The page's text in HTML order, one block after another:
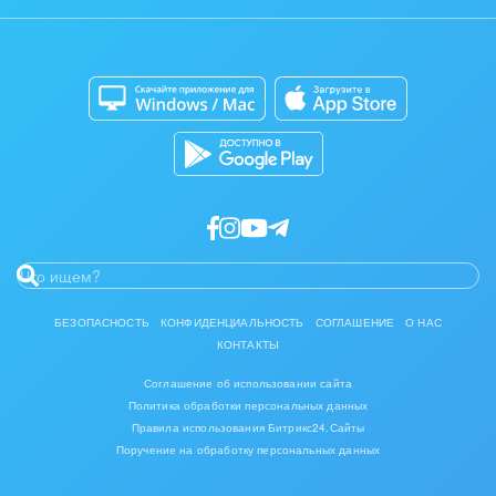
Интерьер, дизайн, декор
Консалтинговые и управленческие услуги
Культурные события, спорт, шоу-бизнес
Мебель, лес, деревообработка
Мода, одежда, аксессуары, стиль
Нефть, газ
Каталог приложений
Разработчикам приложений
БЕЗОПАСНОСТЬ КОНФИДЕНЦИАЛЬНОСТЬ СОГЛАШЕНИЕ
О НАС
КОНТАКТЫ
Соглашение об использовании сайта
Политика обработки персональных данных
Правила использования Битрикс24.Сайты
Поручение на обработку персональных данных